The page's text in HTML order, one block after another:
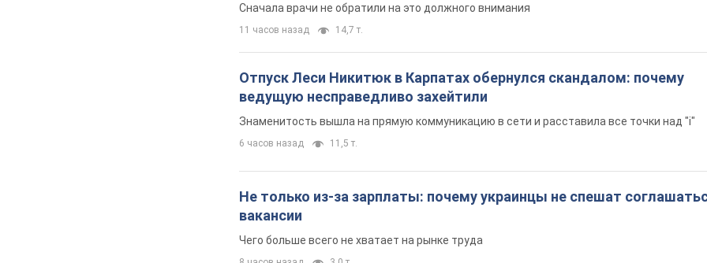
Сначала врачи не обратили на это должного внимания
11 часов назад 14,7 т.
Отпуск Леси Никитюк в Карпатах обернулся скандалом: почему
ведущую несправедливо захейтили
Знаменитость вышла на прямую коммуникацию в сети и расставила все точки над "i"
6 часов назад 11,5 т.
Не только из-за зарплаты: почему украинцы не спешат
вакансии
Чего больше всего не хватает на рынке труда